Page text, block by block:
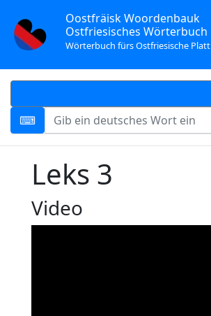
Oostfräisk Woordenbauk
Ostfriesisches Wörterbuch
Wörterbuch fürs Ostfriesische Platt
Leks 3
Video